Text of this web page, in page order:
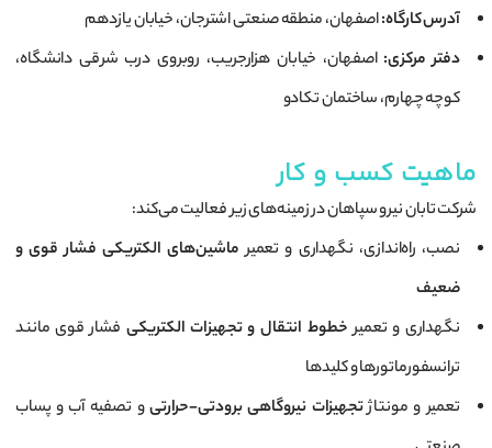
آدرس کارگاه:اصفهان، منطقه صنعتی اشترجان، خیابان یازدهم
دفتر مرکزی: اصفهان، خیابان هزارجریب، روبروی درب شرقی دانشگاه،
کوچه چهارم، ساختمان تکادو
ماهیت کسب و کار
شرکت تابان نیرو سپاهان در زمینه‌های زیر فعالیت می‌کند:
نصب، راه‌اندازی، نگهداری و تعمیر ماشین‌های الکتریکی فشار قوی و
ضعیف
نگهداری و تعمیرخطوط انتقال و تجهیزات الکتریکی فشار قوی مانند
ترانسفورماتورها و کلیدها
تعمیر و مونتاژتجهیزات نیروگاهی برودتی-حرارتیو تصفیه آب و پساب